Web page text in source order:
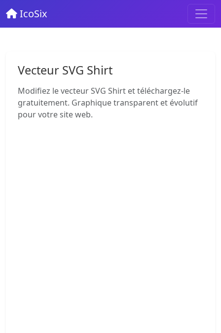
IcoSix
Vecteur SVG Shirt
Modifiez le vecteur SVG Shirt et téléchargez-le
gratuitement. Graphique transparent et évolutif
pour votre site web.